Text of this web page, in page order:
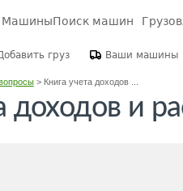
МашиныПоиск машин
груз Ваши машины
> Книга учета доходов ...
доходов и